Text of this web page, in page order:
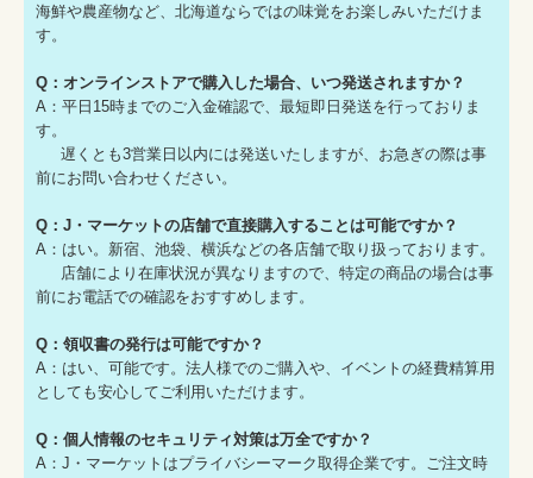
海鮮や農産物など、北海道ならではの味覚をお楽しみいただけま
す。
Q：オンラインストアで購入した場合、いつ発送されますか？
A：平日15時までのご入金確認で、最短即日発送を行っておりま
す。
遅くとも3営業日以内には発送いたしますが、お急ぎの際は事
前にお問い合わせください。
Q：J・マーケットの店舗で直接購入することは可能ですか？
A：はい。新宿、池袋、横浜などの各店舗で取り扱っております。
店舗により在庫状況が異なりますので、特定の商品の場合は事
前にお電話での確認をおすすめします。
Q：領収書の発行は可能ですか？
A：はい、可能です。法人様でのご購入や、イベントの経費精算用
としても安心してご利用いただけます。
Q：個人情報のセキュリティ対策は万全ですか？
A：J・マーケットはプライバシーマーク取得企業です。ご注文時